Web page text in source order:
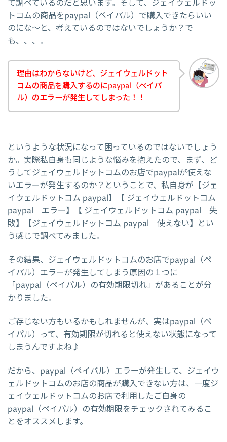
て調べているのだと思います。そして、ジェイウェルドッ
トコムの商品をpaypal（ペイパル）で購入できたらいい
のにな～と、考えているのではないでしょうか？で
も、、、。
理由はわからないけど、ジェイウェルドット
コムの商品を購入するのにpaypal（ペイパ
ル）のエラーが発生してしまった！！
というような状況になって困っているのではないでしょう
か。実際私自身も同じような悩みを抱えたので、まず、ど
うしてジェイウェルドットコムのお店でpaypalが使えな
いエラーが発生するのか？ということで、私自身が【ジェ
イウェルドットコム paypal】【 ジェイウェルドットコム
paypal エラー】【 ジェイウェルドットコム paypal 失
敗】【ジェイウェルドットコム paypal 使えない】とい
う感じで調べてみました。
その結果、ジェイウェルドットコムのお店でpaypal（ペ
イパル）エラーが発生してしまう原因の１つに
「paypal（ペイパル）の有効期限切れ」があることが分
かりました。
ご存じない方もいるかもしれませんが、実はpaypal（ペ
イパル）って、有効期限が切れると使えない状態になって
しまうんですよね♪
だから、paypal（ペイパル）エラーが発生して、ジェイウ
ェルドットコムのお店の商品が購入できない方は、一度ジ
ェイウェルドットコムのお店で利用したご自身の
paypal（ペイパル）の有効期限をチェックされてみるこ
とをオススメします。